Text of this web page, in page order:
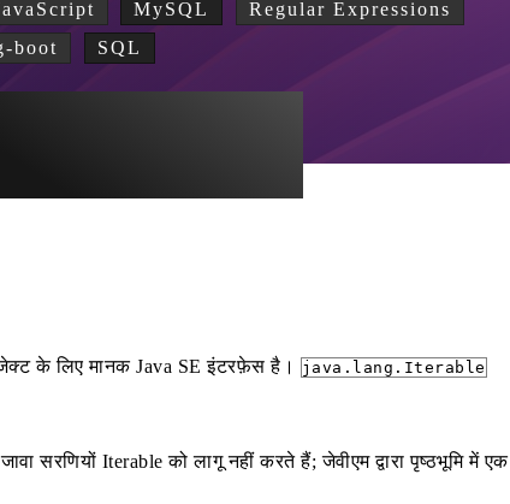
MySQL
Regular Expressions
boot SQL
के लिए मानक Java SE इंटरफ़ेस है। java.lang.Iterable
सरणियों Iterable को लागू नहीं करते हैं; जेवीएम द्वारा पृष्ठभूमि में एक